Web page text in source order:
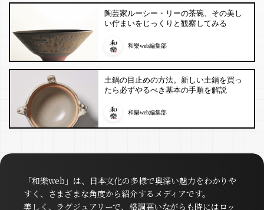
陶芸家ルーシー・リーの茶碗、その美し
い佇まいをじっくりと観察してみる
和樂web編集部
土鍋の目止めの方法。新しい土鍋を買っ
たら必ずやるべき基本の手順を解説
和樂web編集部
「和樂web」は、日本文化の多様で奥深い魅力をわかりや
すく、さまざまな角度から紹介するメディアです。
美しく、ラグジュアリーで、格調高いながらも時にはロッ